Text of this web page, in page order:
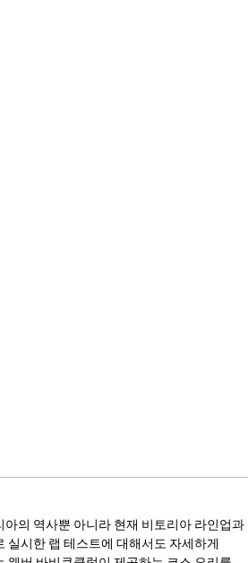
의 역사뿐 아니라 현재 비토리아 라인업과
실시한 랩 테스트에 대해서도 자세하게